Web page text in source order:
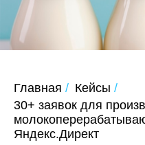
Главная / Кейсы /
30+ заявок для
Яндекс.Директ